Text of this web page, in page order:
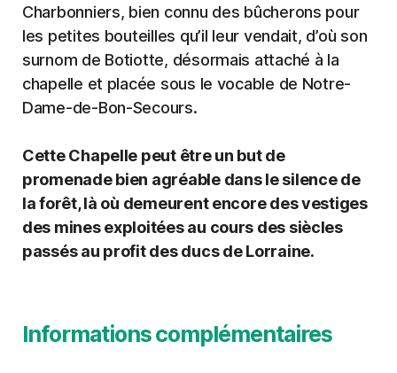
Charbonniers, bien connu des bûcherons pour
les petites bouteilles qu’il leur vendait, d’où son
surnom de Botiotte, désormais attaché à la
chapelle et placée sous le vocable de Notre-
Dame-de-Bon-Secours.
Cette Chapelle peut être un but de
promenade bien agréable dans le silence de
la forêt, là où demeurent encore des vestiges
des mines exploitées au cours des siècles
passés au profit des ducs de Lorraine.
Informations complémentaires